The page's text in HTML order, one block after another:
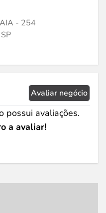
- 254
Avaliar negócio
possui avaliações.
a avaliar!